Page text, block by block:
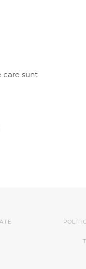
care sunt